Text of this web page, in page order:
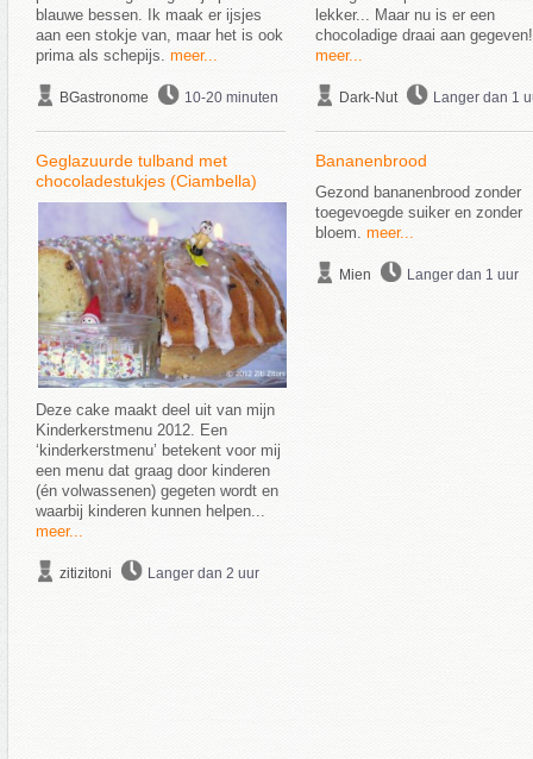
blauwe bessen. Ik maak er ijsjes
aan een stokje van, maar het is ook
prima als schepijs. meer...
BGastronome 10-20 minuten
Geglazuurde tulband met
chocoladestukjes (Ciambella)
Deze cake maakt deel uit van mijn
Kinderkerstmenu 2012. Een
‘kinderkerstmenu’ betekent voor mij
een menu dat graag door kinderen
(én volwassenen) gegeten wordt en
waarbij kinderen kunnen helpen...
meer...
zitizitoni Langer dan 2 uur
lekker... Maar nu is er een
chocoladige draai aan gegeven!
meer...
Dark-Nut Langer dan 1
Bananenbrood
Gezond bananenbrood zonder
toegevoegde suiker en zonder
bloem. meer...
Mien Langer dan 1 uur